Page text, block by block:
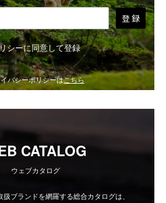
登 録
シーに同意して登録
バシーポリシーはこちら
CATALOG
ウェブカタログ
ブランドを網羅する総合カタログは、